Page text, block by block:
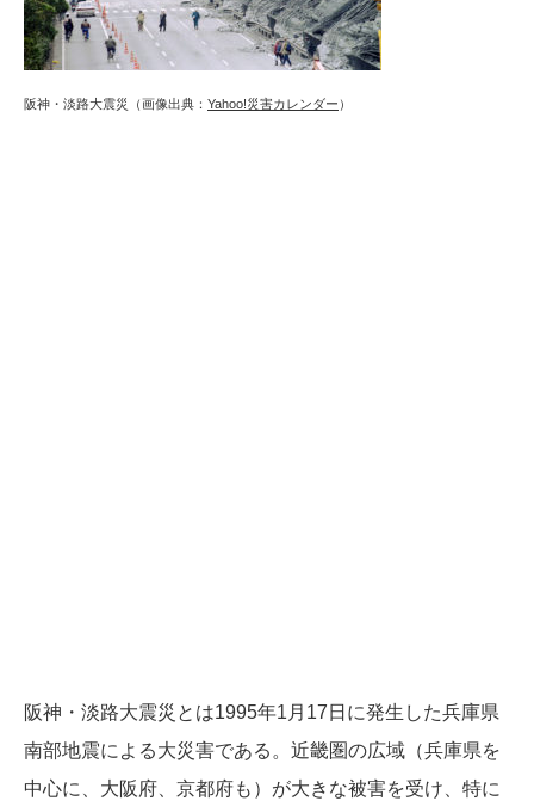
阪神・淡路大震災（画像出典： Yahoo!災害カレンダー ）
阪神・淡路大震災とは1995年1月17日に発生した兵庫県
南部地震による大災害である。近畿圏の広域（兵庫県を
中心に、大阪府、京都府も）が大きな被害を受け、特に